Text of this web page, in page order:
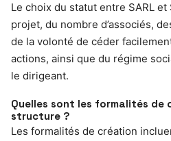
Le choix du statut entre SARL
projet, du nombre d’associés,
de la volonté de céder
actions, ainsi que du régime
le dirigeant.
Quelles sont les formalités de
structure ?
Les formalités de création